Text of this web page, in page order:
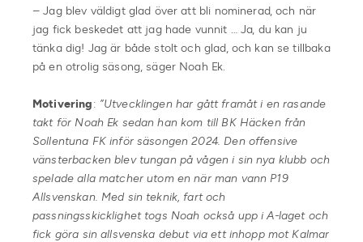
– Jag blev väldigt glad över att bli nominerad, och när
jag fick beskedet att jag hade vunnit … Ja, du kan ju
tänka dig! Jag är både stolt och glad, och kan se tillbaka
på en otrolig säsong, säger Noah Ek.
Motivering: ”Utvecklingen har gått framåt i en rasande
takt för Noah Ek sedan han kom till BK Häcken från
Sollentuna FK inför säsongen 2024. Den offensive
vänsterbacken blev tungan på vågen i sin nya klubb och
spelade alla matcher utom en när man vann P19
Allsvenskan. Med sin teknik, fart och
passningsskicklighet togs Noah också upp i A-laget och
fick göra sin allsvenska debut via ett inhopp mot Kalmar